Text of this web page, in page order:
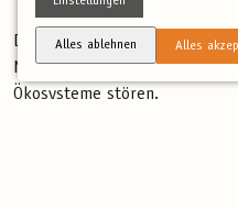
Alles ablehnen Alles
Der Schutz
Das unbedachte Betreten von
Naturschutzgebieten kann
Ökosysteme stören.